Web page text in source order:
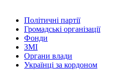
Політичні партії
Громадські організації
Фонди
ЗМІ
Органи влади
Українці за кордоном